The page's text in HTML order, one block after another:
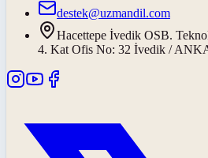
destek@uzmandil.com
Hacettepe İvedik OSB.
4. Kat Ofis No: 32 İvedik /